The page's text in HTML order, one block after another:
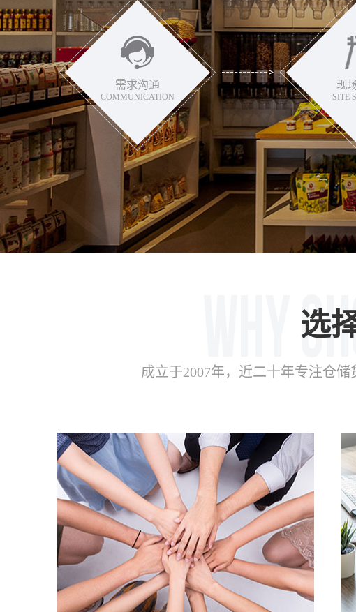
需求沟通
COMMUNICATION
现
SITE
选
成立于2007年，近二十年专注仓